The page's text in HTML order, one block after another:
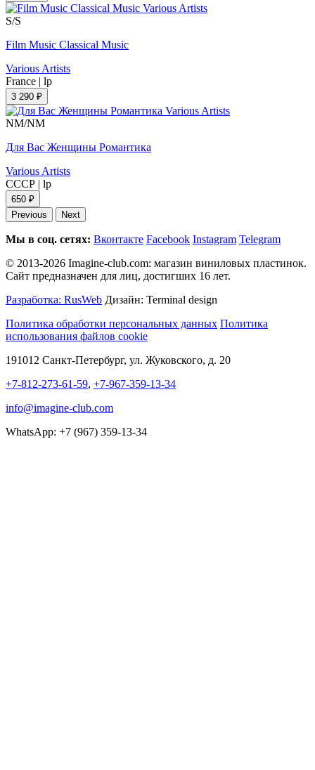
S/S
Film Music Classical Music
Various Artists
France | lp
3 290 ₽
NM/NM
Для Вас Женщины Романтика
Various Artists
СССР | lp
650 ₽
Previous
Next
Мы в соц. сетях: Вконтакте Facebook Instagram Telegram
© 2013-2026 Imagine-club.com: магазин виниловых пластинок.
Сайт предназначен для лиц, достигших 16 лет.
Разработка: RusWeb Дизайн: Terminal design
Политика обработки персональных данных Политика
использования файлов cookie
191012 Санкт-Петербург, ул. Жуковского, д. 20
+7-812-273-61-59, +7-967-359-13-34
info@imagine-club.com
WhatsApp: +7 (967) 359-13-34